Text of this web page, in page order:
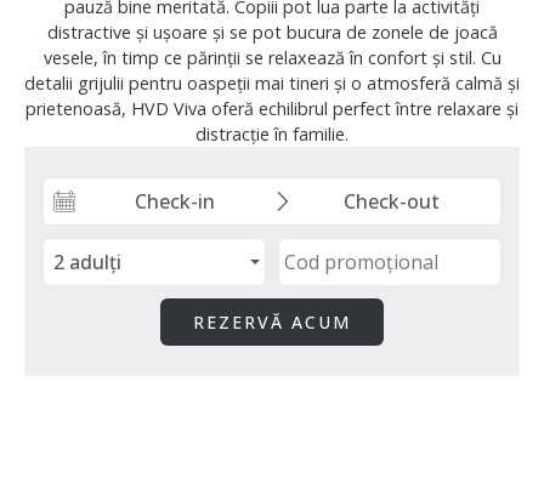
pauză bine meritată. Copiii pot lua parte la activități
distractive și ușoare și se pot bucura de zonele de joacă
vesele, în timp ce părinții se relaxează în confort și stil. Cu
detalii grijulii pentru oaspeții mai tineri și o atmosferă calmă și
prietenoasă, HVD Viva oferă echilibrul perfect între relaxare și
distracție în familie.